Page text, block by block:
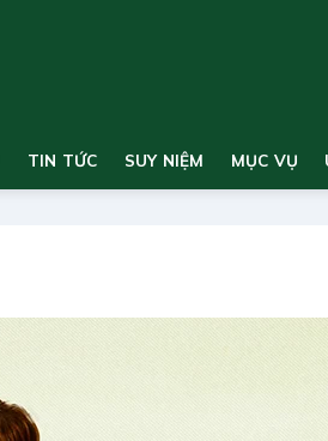
TIN TỨC SUY NIỆM MỤC VỤ